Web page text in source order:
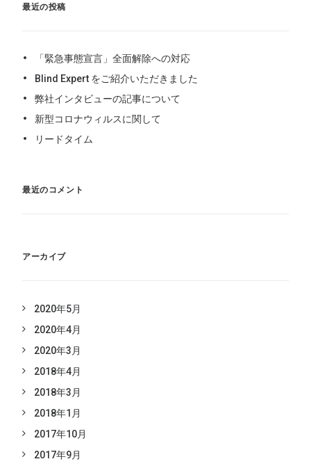
最近の投稿
「緊急事態宣言」全面解除への対応
Blind Expert をご紹介いただきました
弊社インタビューの記事について
新型コロナウィルスに関して
リードタイム
最近のコメント
アーカイブ
2020年5月
2020年4月
2020年3月
2018年4月
2018年3月
2018年1月
2017年10月
2017年9月